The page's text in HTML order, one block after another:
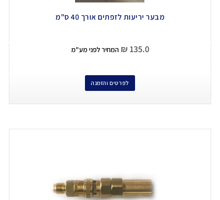
מבער יריעות לזפתים אורך 40 ס"מ
₪ 135.0 המחיר לפני מע"מ
לפרטים והזמנה